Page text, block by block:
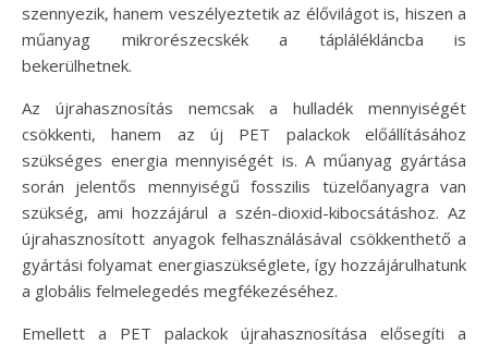
szennyezik, hanem veszélyeztetik az élővilágot is, hiszen a
műanyag mikrorészecskék a táplálékláncba is
bekerülhetnek.
Az újrahasznosítás nemcsak a hulladék mennyiségét
csökkenti, hanem az új PET palackok előállításához
szükséges energia mennyiségét is. A műanyag gyártása
során jelentős mennyiségű fosszilis tüzelőanyagra van
szükség, ami hozzájárul a szén-dioxid-kibocsátáshoz. Az
újrahasznosított anyagok felhasználásával csökkenthető a
gyártási folyamat energiaszükséglete, így hozzájárulhatunk
a globális felmelegedés megfékezéséhez.
Emellett a PET palackok újrahasznosítása elősegíti a